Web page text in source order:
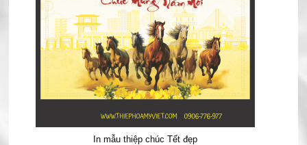
In mẫu thiệp chúc Tết đẹp